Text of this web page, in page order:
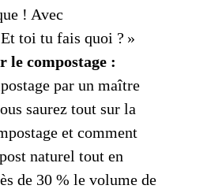
! Avec
toi tu fais quoi ? »
le compostage :
par un maître
saurez tout sur la
et comment
naturel tout en
de 30 % le volume de